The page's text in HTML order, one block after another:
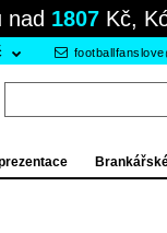
nad 1807 Kč,